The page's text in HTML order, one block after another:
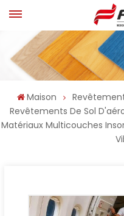
Maison
Revêtements De Sol
Matériaux Multicouches